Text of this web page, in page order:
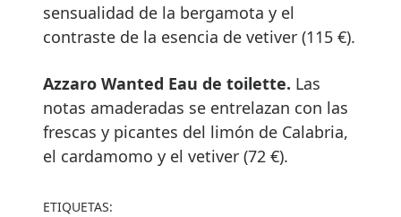
sensualidad de la bergamota y el
contraste de la esencia de vetiver (115 €).
Azzaro Wanted Eau de toilette. Las
notas amaderadas se entrelazan con las
frescas y picantes del limón de Calabria,
el cardamomo y el vetiver (72 €).
ETIQUETAS: